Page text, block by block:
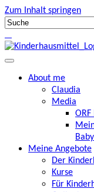
Zum Inhalt springen
About me
Claudia
Media
Meine Angebote
Der
Kurse
Für